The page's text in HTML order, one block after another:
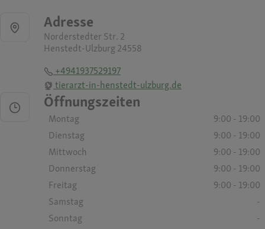
Adresse
Norderstedter Str. 2
Henstedt-Ulzburg 24558
+4941937529197
tierarzt-in-henstedt-ulzburg.de
Öffnungszeiten
Montag
9:00 - 19:00
Dienstag
9:00 - 19:00
Mittwoch
9:00 - 19:00
Donnerstag
9:00 - 19:00
Freitag
9:00 - 19:00
Samstag
-
Sonntag
-